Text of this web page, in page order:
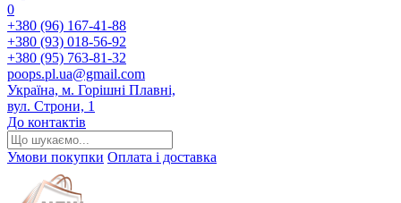
0
+380 (96) 167-41-88
+380 (93) 018-56-92
+380 (95) 763-81-32
poops.pl.ua@gmail.com
Україна, м. Горішні Плавні,
вул. Строни, 1
До контактів
Умови покупки Оплата і доставка